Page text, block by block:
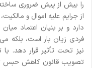
را بیش از پیش ضروری
از جرایم علیه اموال و
دارد و بر بنیان اعتماد
فردی زیان بار است، بلکه
نیز تحت تأثیر قرار دهد.